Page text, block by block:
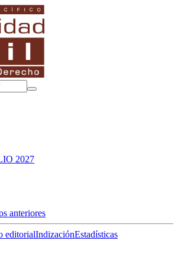
2027
anteriores
editorialIndizaciónEstadísticas